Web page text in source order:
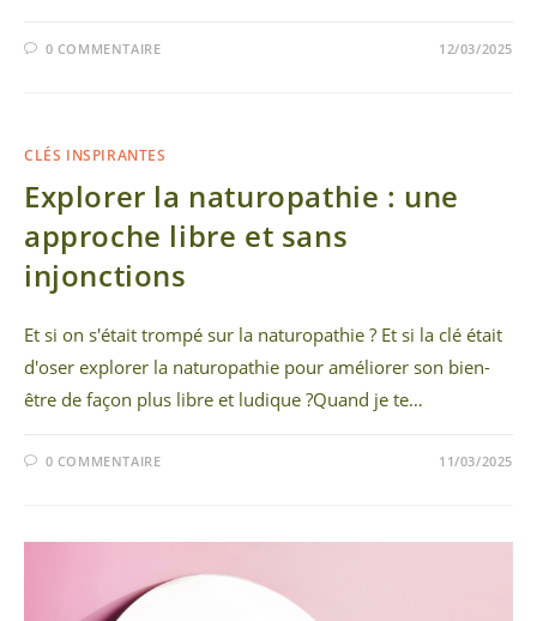
0 COMMENTAIRE 12/03/2025
CLÉS INSPIRANTES
Explorer la naturopathie : une
approche libre et sans
injonctions
Et si on s'était trompé sur la naturopathie ? Et si la clé était
d'oser explorer la naturopathie pour améliorer son bien-
être de façon plus libre et ludique ?Quand je te…
0 COMMENTAIRE 11/03/2025